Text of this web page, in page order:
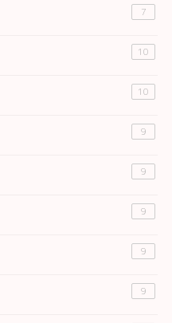
7
10
10
9
9
9
9
9